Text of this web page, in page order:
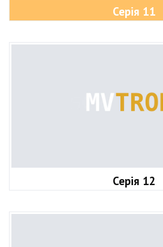
Серія 11
Серія 12